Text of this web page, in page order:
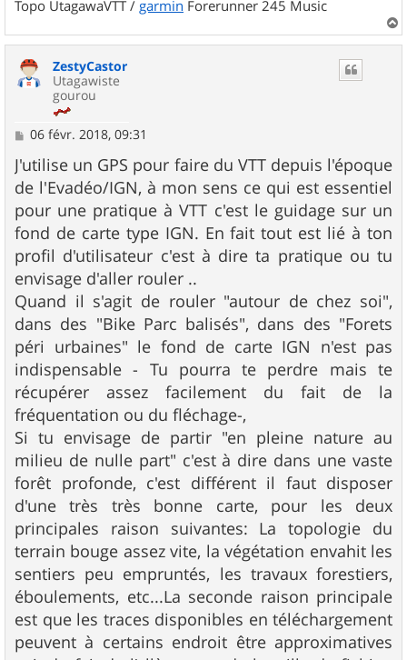
Topo UtagawaVTT / garmin Forerunner 245 Music
a
ZestyCastor
Utagawiste
gourou
M
s
s
a
g
e
06 févr. 2018, 09:31
J'utilise un GPS pour faire du VTT depuis l'époque
de l'Evadéo/IGN, à mon sens ce qui est essentiel
pour une pratique à VTT c'est le guidage sur un
fond de carte type IGN. En fait tout est lié à ton
profil d'utilisateur c'est à dire ta pratique ou tu
envisage d'aller rouler ..
Quand il s'agit de rouler "autour de chez soi",
dans des "Bike Parc balisés", dans des "Forets
péri urbaines" le fond de carte IGN n'est pas
indispensable - Tu pourra te perdre mais te
récupérer assez facilement du fait de la
fréquentation ou du fléchage-,
Si tu envisage de partir "en pleine nature au
milieu de nulle part" c'est à dire dans une vaste
forêt profonde, c'est différent il faut disposer
d'une très très bonne carte, pour les deux
principales raison suivantes: La topologie du
terrain bouge assez vite, la végétation envahit les
sentiers peu empruntés, les travaux forestiers,
éboulements, etc...La seconde raison principale
est que les traces disponibles en téléchargement
peuvent à certains endroit être approximatives